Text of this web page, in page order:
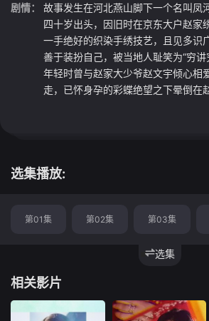
剧情：
故事发生在河北燕山脚下一个名叫凤
四十岁出头，因旧时在京东大户赵家
一手绝好的织染手绣技艺，且见多识
善于装扮自己，被当地人耻笑为“穷讲
年轻时曾与赵家大少爷赵文宇倾心相
走，已怀身孕的彩蝶绝望之下晕倒在
选集播放:
选集
第01集 第02集 第03集
相关影片